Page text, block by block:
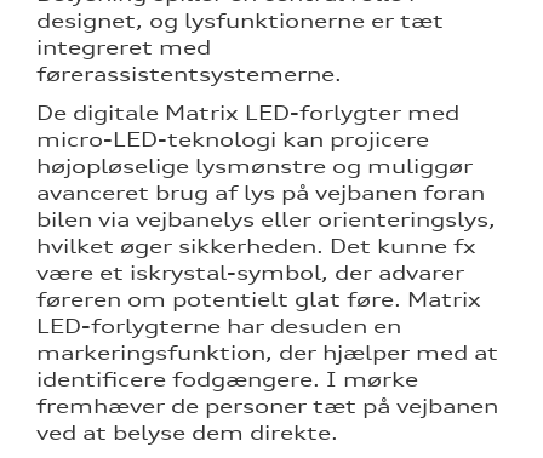
designet, og lysfunktionerne er tæt
integreret med
førerassistentsystemerne.
De digitale Matrix LED-forlygter med
micro-LED-teknologi kan projicere
højopløselige lysmønstre og muliggør
avanceret brug af lys på vejbanen foran
bilen via vejbanelys eller orienteringslys,
hvilket øger sikkerheden. Det kunne fx
være et iskrystal-symbol, der advarer
føreren om potentielt glat føre. Matrix
LED-forlygterne har desuden en
markeringsfunktion, der hjælper med at
identificere fodgængere. I mørke
fremhæver de personer tæt på vejbanen
ved at belyse dem direkte.